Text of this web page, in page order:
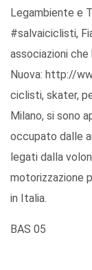
Legambiente e
#salvaiciclisti,
associazioni
Nuova: http://
ciclisti, skater,
Milano, si sono
occupato dalle
legati dalla
motorizzazione
in Italia.
BAS 05